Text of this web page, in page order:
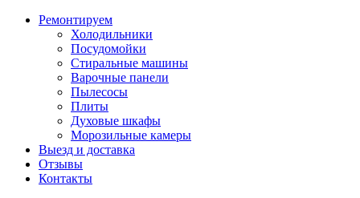
Ремонтируем
Холодильники
Посудомойки
Стиральные машины
Варочные панели
Пылесосы
Плиты
Духовые шкафы
Морозильные камеры
Выезд и доставка
Отзывы
Контакты